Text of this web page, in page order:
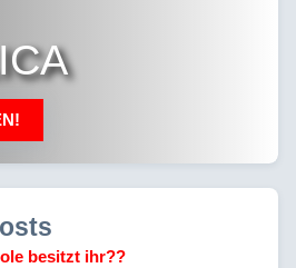
besitzt ihr??